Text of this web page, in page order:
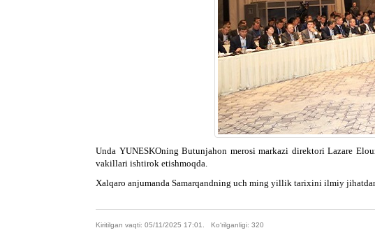
Unda YUNESKOning Butunjahon merosi markazi direktori Lazare
vakillari ishtirok etishmoqda.
Xalqaro anjumanda Samarqandning uch ming yillik tarixini ilmiy
Kiritilgan vaqti: 05/11/2025 17:01. Ko‘rilganligi: 320